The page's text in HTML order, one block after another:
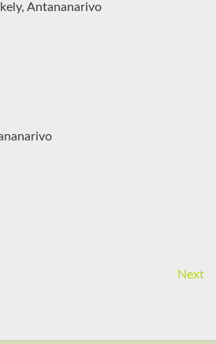
Antananarivo
Next